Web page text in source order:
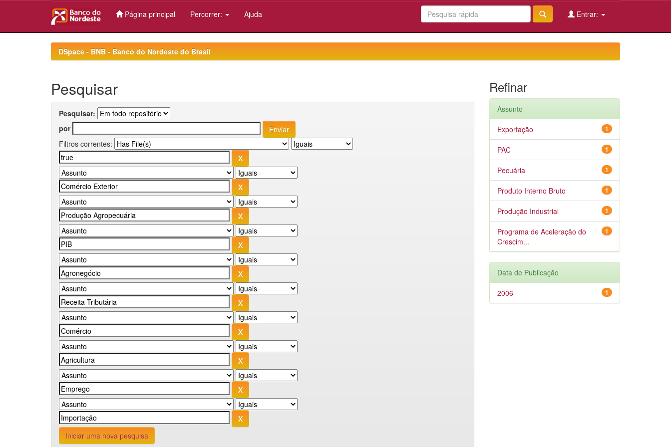
Página principal Percorrer: Ajuda Entrar:
DSpace - BNB - Banco do Nordeste do Brasil
Pesquisar
Pesquisar:
por
Filtros correntes:
Iniciar uma nova pesquisa
Refinar
Assunto
1
Exportação
1
PAC
1
Pecuária
1
Produto Interno Bruto
1
Produção Industrial
1
Programa de Aceleração do
Crescim...
Data de Publicação
1
2006